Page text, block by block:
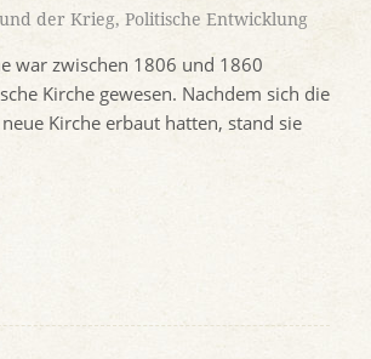
der Krieg, Politische Entwicklung
war zwischen 1806 und 1860
Kirche gewesen. Nachdem sich die
Kirche erbaut hatten, stand sie